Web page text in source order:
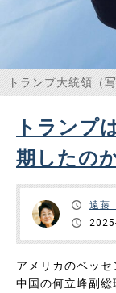
トランプ大統領（
トランプ
期したの
遠藤
アメリカのベッ
中国の何立峰副